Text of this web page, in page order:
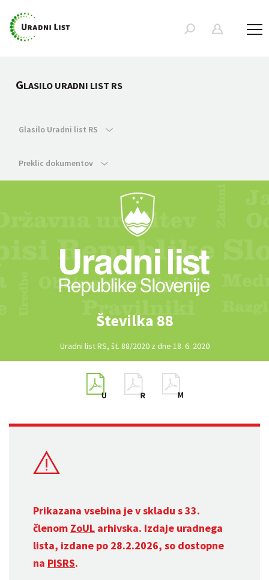
GLASILO URADNI LIST RS
Glasilo Uradni list RS
Preklic dokumentov
Številka 88
Uradni list RS, št. 88/2020 z dne 18. 6. 2020
Prikazana vsebina je v skladu s 33.
členom ZoUL arhivska. Izdaje uradnega
lista, izdane po 28.2.2026, so dostopne
na PISRS.